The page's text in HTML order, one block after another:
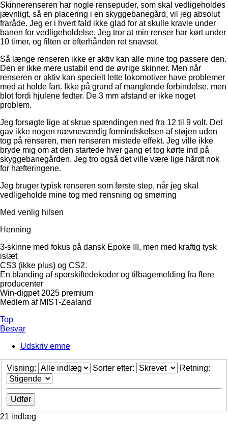
Skinnerenseren har nogle rensepuder, som skal vedligeholdes
jævnligt, så en placering i en skyggebanegård, vil jeg absolut
fraråde. Jeg er i hvert fald ikke glad for at skulle kravle under
banen for vedligeholdelse. Jeg tror at min renser har kørt under
10 timer, og filten er efterhånden ret snavset.
Så længe renseren ikke er aktiv kan alle mine tog passere den.
Den er ikke mere ustabil end de øvrige skinner. Men når
renseren er aktiv kan specielt lette lokomotiver have problemer
med at holde fart. Ikke på grund af manglende forbindelse, men
blot fordi hjulene fedter. De 3 mm afstand er ikke noget
problem.
Jeg forsøgte lige at skrue spændingen ned fra 12 til 9 volt. Det
gav ikke nogen nævneværdig formindskelsen af støjen uden
tog på renseren, men renseren mistede effekt. Jeg ville ikke
bryde mig om at den startede hver gang et tog kørte ind på
skyggebanegården. Jeg tro også det ville være lige hårdt nok
for hæfteringene.
Jeg bruger typisk renseren som første step, når jeg skal
vedligeholde mine tog med rensning og smørring
Med venlig hilsen
Henning
3-skinne med fokus på dansk Epoke III, men med kraftig tysk
islæt
CS3 (ikke plus) og CS2.
En blanding af sporskiftedekoder og tilbagemelding fra flere
producenter
Win-digpet 2025 premium
Medlem af MIST-Zealand
Top
Besvar
Udskriv emne
Visning: Sorter efter: Retning:
21 indlæg